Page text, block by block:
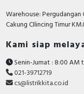
Warehouse: Pergudangan
Cakung CIlincing Timur
Kami siap
Senin-Jumat : 8:00 AM
021-39712719
cs@listrikkita.co.id